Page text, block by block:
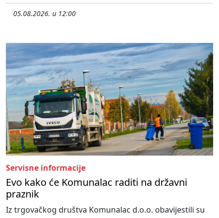
05.08.2026. u 12:00
Servisne informacije
Evo kako će Komunalac raditi na državni
praznik
Iz trgovačkog društva Komunalac d.o.o. obavijestili su